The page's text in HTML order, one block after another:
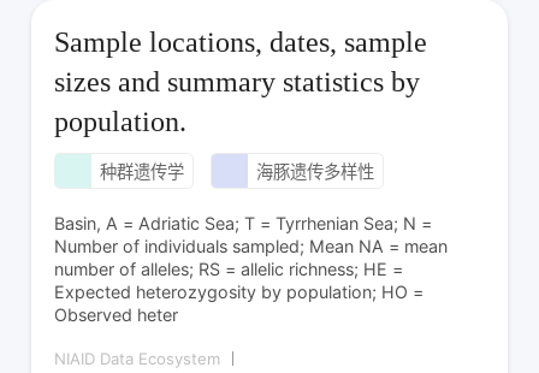
Sample locations, dates, sample
sizes and summary statistics by
population.
种群遗传学 海豚遗传多样性
Basin, A = Adriatic Sea; T = Tyrrhenian Sea; N =
Number of individuals sampled; Mean NA = mean
number of alleles; RS = allelic richness; HE =
Expected heterozygosity by population; HO =
Observed heter
NIAID Data Ecosystem